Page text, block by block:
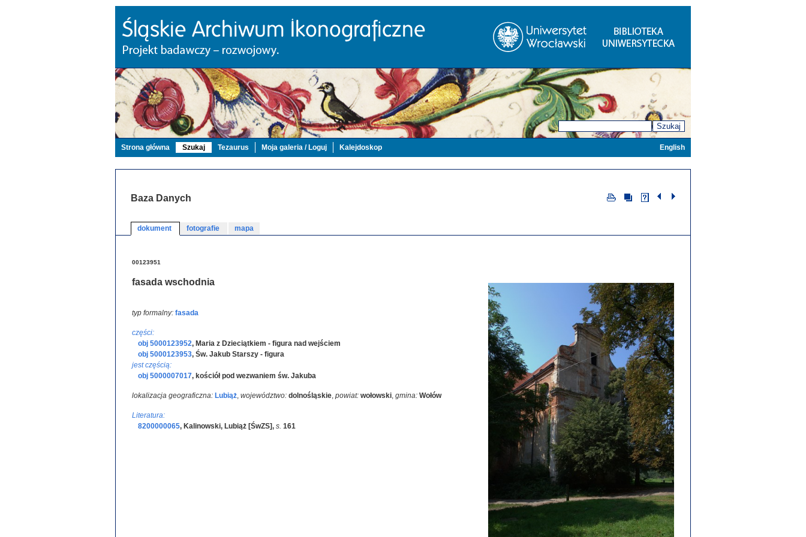
Szukaj
Strona główna Szukaj Tezaurus Moja galeria / Loguj Kalejdoskop English
Baza Danych
dokument fotografie mapa
00123951
fasada wschodnia
typ formalny: fasada
części:
obj 5000123952, Maria z Dzieciątkiem - figura nad wejściem
obj 5000123953, Św. Jakub Starszy - figura
jest częścią:
obj 5000007017, kościół pod wezwaniem św. Jakuba
lokalizacja geograficzna: Lubiąż, województwo: dolnośląskie, powiat: wołowski, gmina: Wołów
Literatura:
8200000065, Kalinowski, Lubiąż [ŚwZS], s. 161